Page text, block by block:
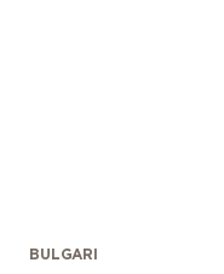
BULGARI